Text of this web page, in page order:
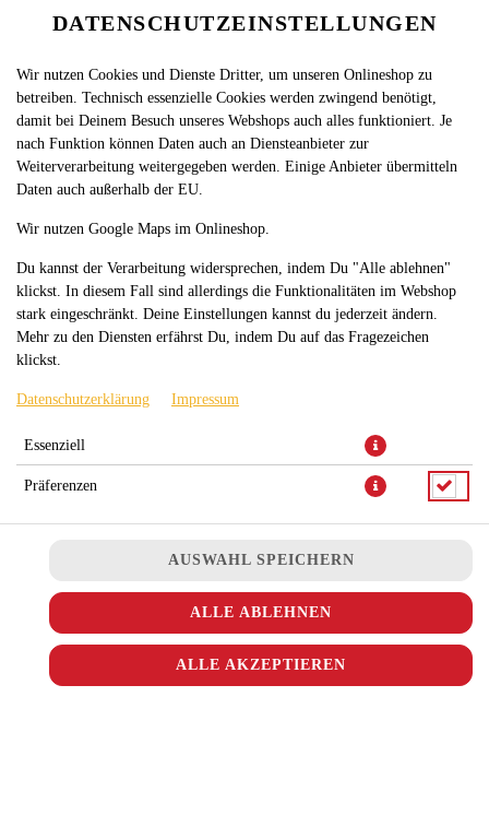
MENÜ´S
KEBAP & TÜRKISCHE PIZZA
TASCHENPIZZA
PIZZA
PINSA
ROLLEN & FLADENBROT
NUDELN & AUFLÄUFE
SALATE
FRITTEN
FRITTIER ATELIER
COMBO SNACK-BOXEN
DIPS & SAUCEN
GRILL & MORE
KIDSMENÜ
NACHTISCH
DE
SPRACHE ÄNDERN
MENÜ´S
DATENSCHUTZEINSTELLUNGEN
Wir nutzen Cookies und Dienste Dritter, um unseren Onlineshop zu
betreiben. Technisch essenzielle Cookies werden zwingend benötigt,
damit bei Deinem Besuch unseres Webshops auch alles funktioniert. Je
nach Funktion können Daten auch an Diensteanbieter zur
Weiterverarbeitung weitergegeben werden. Einige Anbieter übermitteln
Daten auch außerhalb der EU.
Wir nutzen Google Maps im Onlineshop.
Du kannst der Verarbeitung widersprechen, indem Du "Alle ablehnen"
klickst. In diesem Fall sind allerdings die Funktionalitäten im Webshop
stark eingeschränkt. Deine Einstellungen kannst du jederzeit ändern.
Mehr zu den Diensten erfährst Du, indem Du auf das Fragezeichen
klickst.
Datenschutzerklärung Impressum
Essenziell
Präferenzen
AUSWAHL SPEICHERN
ALLE ABLEHNEN
ALLE AKZEPTIEREN